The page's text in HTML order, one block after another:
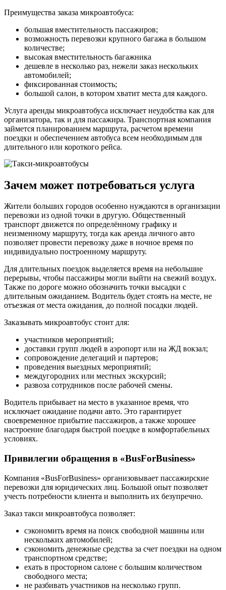
Преимущества заказа микроавтобуса:
большая вместительность пассажиров;
возможность перевозки крупного багажа в большом
количестве;
высокая вместительность багажника
дешевле в несколько раз, нежели заказ нескольких
автомобилей;
фиксированная стоимость;
большой салон, в котором хватит места для каждого.
Услуга аренды микроавтобуса исключает неудобства как для
организатора, так и для пассажира. Транспортная компания
займется планированием маршрута, расчетом времени
поездки и обеспечением автобуса всем необходимым для
длительного или короткого рейса.
Зачем может потребоваться услуга
Жители больших городов особенно нуждаются в организации
перевозки из одной точки в другую. Общественный
транспорт движется по определённому графику и
неизменному маршруту, тогда как аренда личного авто
позволяет провести перевозку даже в ночное время по
индивидуально построенному маршруту.
Для длительных поездок выделяется время на небольшие
перерывы, чтобы пассажиры могли выйти на свежий воздух.
Также по дороге можно обозначить точки высадки с
длительным ожиданием. Водитель будет стоять на месте, не
отъезжая от места ожидания, до полной посадки людей.
Заказывать микроавтобус стоит для:
участников мероприятий;
доставки групп людей в аэропорт или на ЖД вокзал;
сопровождение делегаций и партеров;
проведения выездных мероприятий;
междугородних или местных экскурсий;
развоза сотрудников после рабочей смены.
Водитель прибывает на место в указанное время, что
исключает ожидание подачи авто. Это гарантирует
своевременное прибытие пассажиров, а также хорошее
настроение благодаря быстрой поездке в комфортабельных
условиях.
Привилегии обращения в «BusForBusiness»
Компания «BusForBusiness» организовывает пассажирские
перевозки для юридических лиц. Большой опыт позволяет
учесть потребности клиента и выполнить их безупречно.
Заказ такси микроавтобуса позволяет:
сэкономить время на поиск свободной машины или
нескольких автомобилей;
сэкономить денежные средства за счет поездки на одном
транспортном средстве;
ехать в просторном салоне с большим количеством
свободного места;
не разбивать участников на несколько групп.